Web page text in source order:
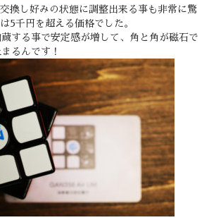
換し好みの状態に調整出来る事も非常に驚
5千円を超える価格でした。
する事で安定感が増して、 角と角が磁石で
るんです！